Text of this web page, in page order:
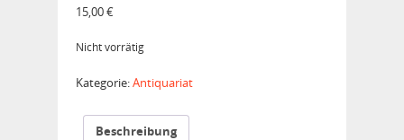
15,00€
Nicht vorrätig
Kategorie:Antiquariat
Beschreibung